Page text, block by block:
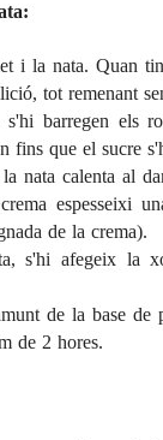
i la nata. Quan
tot remenant
barregen els
fins que el sucre
nata calenta al
espesseixi
de la crema).
s'hi afegeix la
de la base
de 2 hores.